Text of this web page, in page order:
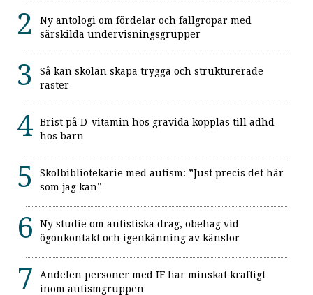
Ny antologi om fördelar och fallgropar med
särskilda undervisningsgrupper
Så kan skolan skapa trygga och strukturerade
raster
Brist på D-vitamin hos gravida kopplas till adhd
hos barn
Skolbibliotekarie med autism: ”Just precis det här
som jag kan”
Ny studie om autistiska drag, obehag vid
ögonkontakt och igenkänning av känslor
Andelen personer med IF har minskat kraftigt
inom autismgruppen